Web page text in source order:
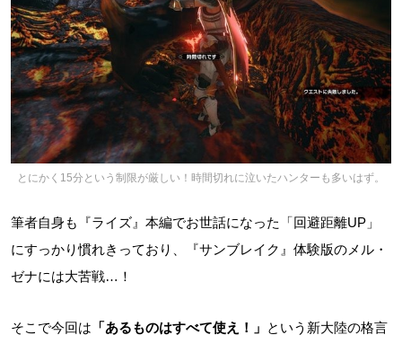
とにかく15分という制限が厳しい！時間切れに泣いたハンターも多いはず。
筆者自身も『ライズ』本編でお世話になった「回避距離UP」
にすっかり慣れきっており、『サンブレイク』体験版のメル・
ゼナには大苦戦…！
そこで今回は 「あるものはすべて使え！」 という新大陸の格言